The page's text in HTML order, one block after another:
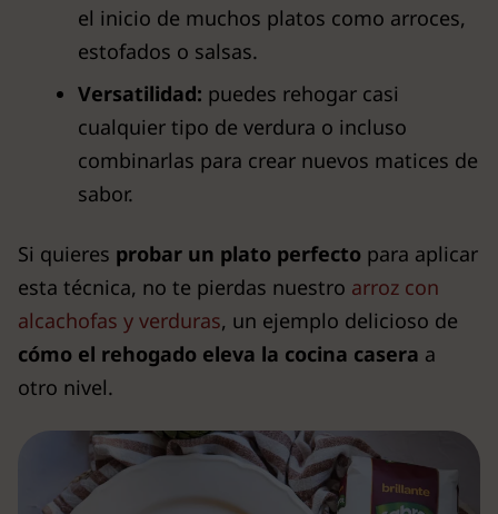
el inicio de muchos platos como arroces,
estofados o salsas.
Versatilidad: puedes rehogar casi
cualquier tipo de verdura o incluso
combinarlas para crear nuevos matices de
sabor.
Si quieres probar un plato perfecto para aplicar
esta técnica, no te pierdas nuestro arroz con
alcachofas y verduras, un ejemplo delicioso de
cómo el rehogado eleva la cocina casera a
otro nivel.